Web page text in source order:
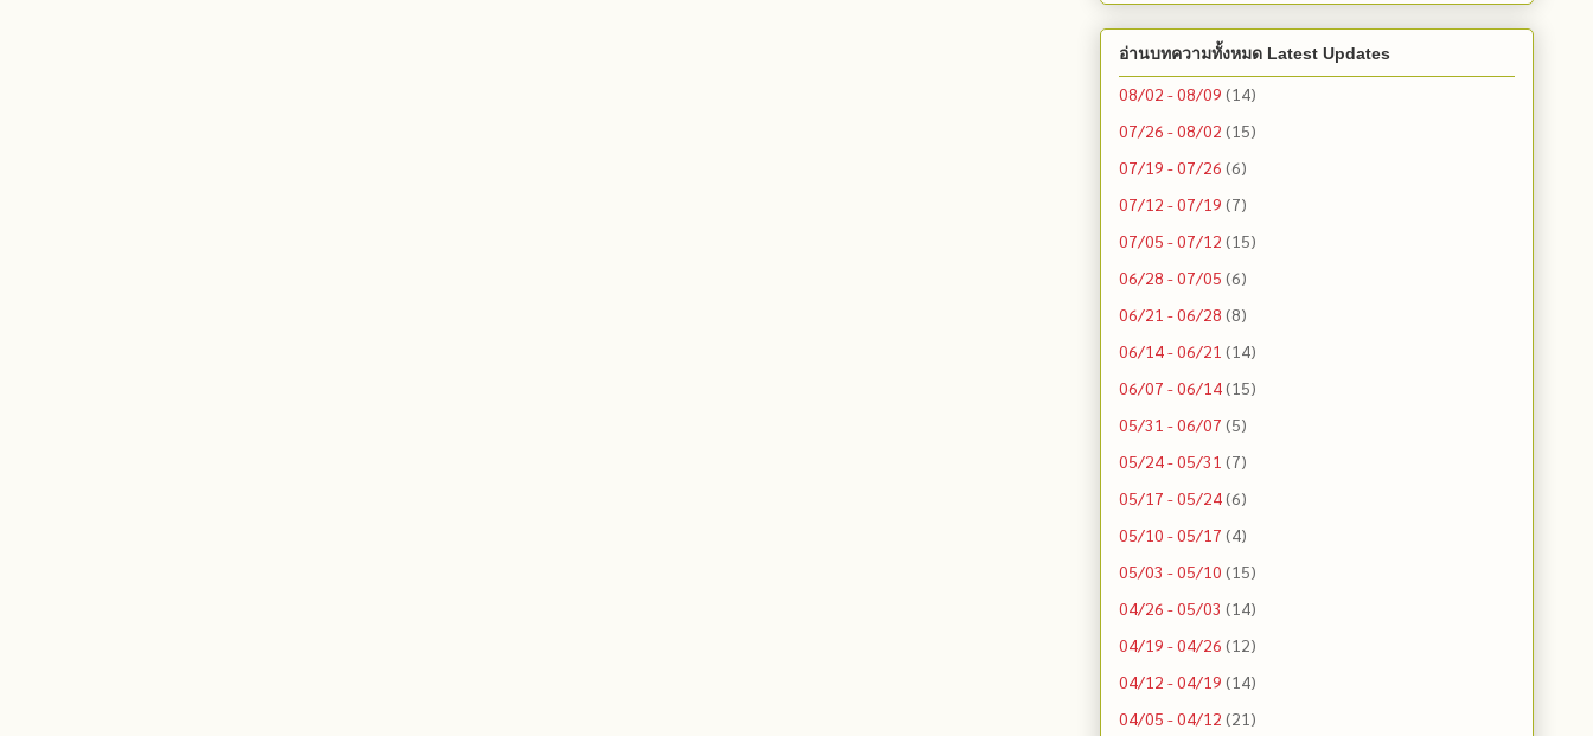
อ่านบทความทั้งหมด Latest Updates
08/02 - 08/09 (14)
07/26 - 08/02 (15)
07/19 - 07/26 (6)
07/12 - 07/19 (7)
07/05 - 07/12 (15)
06/28 - 07/05 (6)
06/21 - 06/28 (8)
06/14 - 06/21 (14)
06/07 - 06/14(15)
05/31 - 06/07 (5)
05/24 - 05/31 (7)
05/17 - 05/24(6)
05/10 - 05/17 (4)
05/03 - 05/10 (15)
04/26 - 05/03 (14)
04/19 - 04/26 (12)
04/12 - 04/19 (14)
04/05 - 04/12 (21)